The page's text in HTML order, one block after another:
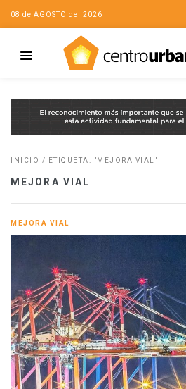
08 de AGOSTO del 2026
INICIO / ETIQUETA: "MEJORA VIAL"
MEJORA VIAL
MEJORA VIAL